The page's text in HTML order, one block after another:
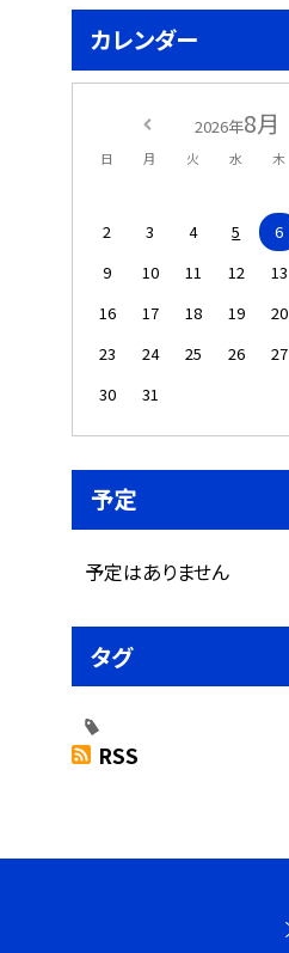
カレンダー
2026年8月
日 月 火 水 木
2
3 4 5 6
9
10 11 12 13
16
17 18 19 20
23
24 25 26 27
30
31
予定
予定はありません
タグ
RSS